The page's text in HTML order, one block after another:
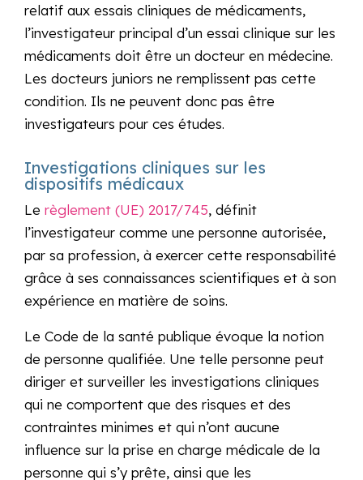
relatif aux essais cliniques de médicaments,
l’investigateur principal d’un essai clinique sur les
médicaments doit être un docteur en médecine.
Les docteurs juniors ne remplissent pas cette
condition. Ils ne peuvent donc pas être
investigateurs pour ces études.
Investigations cliniques sur les
dispositifs médicaux
Le règlement (UE) 2017/745, définit
l’investigateur comme une personne autorisée,
par sa profession, à exercer cette responsabilité
grâce à ses connaissances scientifiques et à son
expérience en matière de soins.
Le Code de la santé publique évoque la notion
de personne qualifiée. Une telle personne peut
diriger et surveiller les investigations cliniques
qui ne comportent que des risques et des
contraintes minimes et qui n’ont aucune
influence sur la prise en charge médicale de la
personne qui s’y prête, ainsi que les